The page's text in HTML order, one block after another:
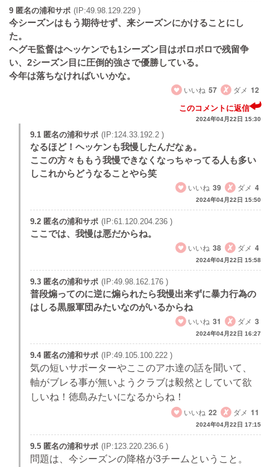
9 匿名の浦和サポ (IP:49.98.129.229 )
今シーズンはもう期待せず、来シーズンにかけることにし
た。
ヘグモ監督はヘッケンでも1シーズン目はボロボロで残留争
い、2シーズン目に圧倒的強さで優勝している。
今年は落ちなければいいかな。
いいね 57 ダメ 12
このコメントに返信
2024年04月22日 15:30
9.1 匿名の浦和サポ (IP:124.33.192.2 )
なるほど！ヘッケンも我慢したんだなぁ。
ここの方々ももう我慢できなくなっちゃってる人も多い
しこれからどうなることやら笑
いいね 39 ダメ 4
2024年04月22日 15:50
9.2 匿名の浦和サポ (IP:61.120.204.236 )
ここでは、我慢は悪だからね。
いいね 38 ダメ 4
2024年04月22日 15:58
9.3 匿名の浦和サポ (IP:49.98.162.176 )
普段煽ってのに逆に煽られたら我慢出来ずに暴力行為の
はしる黒服軍団みたいなのがいるからね
いいね 31 ダメ 3
2024年04月22日 16:27
9.4 匿名の浦和サポ (IP:49.105.100.222 )
気の短いサポーターやここのアホ達の話を聞いて、
軸がブレる事が無いようクラブは毅然としていて欲
しいね！徳島みたいになるからね！
いいね 22 ダメ 11
2024年04月22日 17:15
9.5 匿名の浦和サポ (IP:123.220.236.6 )
問題は、今シーズンの降格が3チームということ。